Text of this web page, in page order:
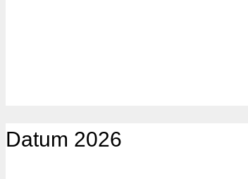
Datum 2026